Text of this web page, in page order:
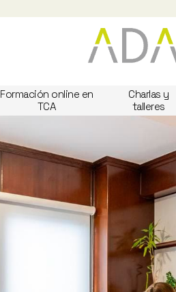
Formación online en
TCA
Charlas y
talleres